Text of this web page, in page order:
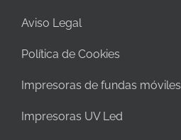
Aviso Legal
Política de Cookies
Impresoras de fundas móviles
Impresoras UV Led